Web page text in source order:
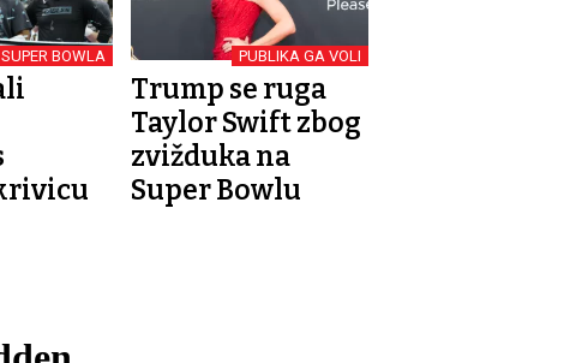
BOWLA PUBLIKA GA VOLI
Trump se ruga
Taylor Swift zbog
zvižduka na
Super Bowlu